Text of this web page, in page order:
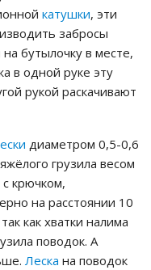
катушки, эти
забросы
бутылочку в месте,
в одной руке эту
рукой раскачивают
диаметром 0,5-0,6
грузила весом
крючком,
на расстоянии 10
как хватки налима
поводок. А
Леска на поводок